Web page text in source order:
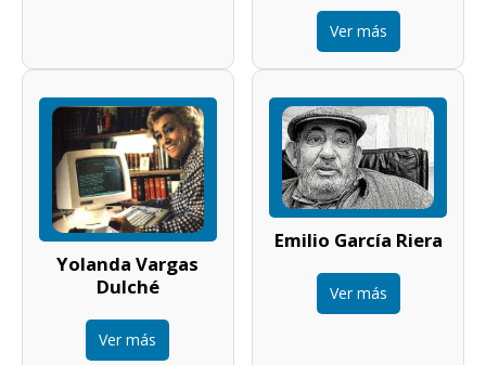
Ver más
Yolanda Vargas
Dulché
Ver más
Emilio García Riera
Ver más